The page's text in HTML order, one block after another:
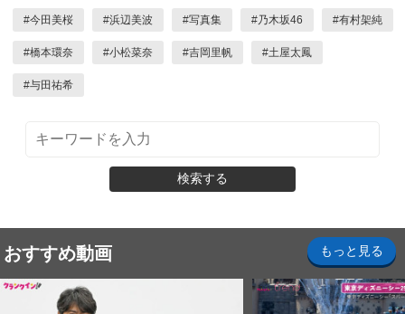
#今田美桜 #浜辺美波 #写真集 #乃木坂46 #有村架純
#橋本環奈 #小松菜奈 #吉岡里帆 #土屋太鳳
#与田祐希
検索する
おすすめ動画 もっと見る